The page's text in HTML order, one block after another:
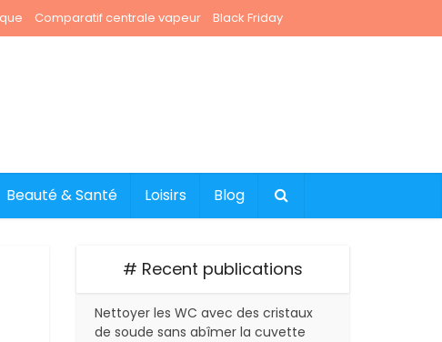
Comparatif centrale vapeur Black Friday
Beauté & Santé Loisirs Blog
# Recent publications
Nettoyer les WC avec des cristaux
de soude sans abîmer la cuvette